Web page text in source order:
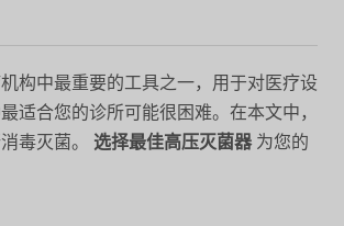
构中最重要的工具之一，用于对医疗设
适合您的诊所可能很困难。在本文中，
毒灭菌。 选择最佳高压灭菌器为您的